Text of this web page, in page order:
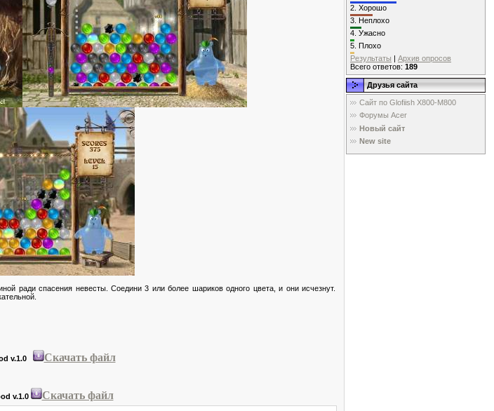
ради спасения невесты. Соедини 3 или более шариков одного цвета, и они исчезнут.
v.1.0 Скачать файл
v.1.0 Скачать файл
2. Хорошо
3. Неплохо
4. Ужасно
5. Плохо
Результаты | Архив опросов
Всего ответов: 189
Друзья сайта
Сайт по Glofiish X800-M800
Форумы Acer
Новый сайт
New site